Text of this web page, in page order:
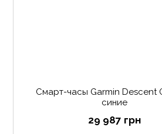
Смарт-часы Garmin Descent
синие
29 987 грн